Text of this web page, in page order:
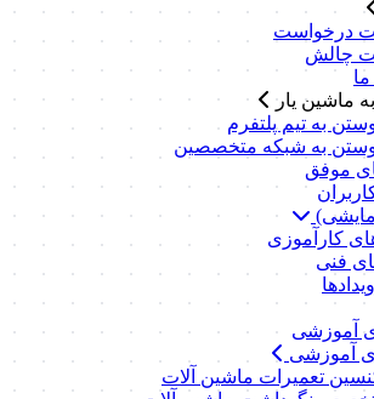
درخواست
چالش
ماشین یار
به تیم پلتفرم
به شبکه متخصصین
موفق
کارآموزی
فنی
آموزشی
آموزشی
تعمیرات ماشین آلات